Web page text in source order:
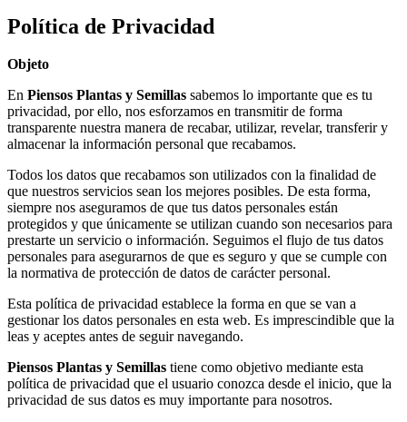
Política de Privacidad
Objeto
En Piensos Plantas y Semillas sabemos lo importante que es tu
privacidad, por ello, nos esforzamos en transmitir de forma
transparente nuestra manera de recabar, utilizar, revelar, transferir y
almacenar la información personal que recabamos.
Todos los datos que recabamos son utilizados con la finalidad de
que nuestros servicios sean los mejores posibles. De esta forma,
siempre nos aseguramos de que tus datos personales están
protegidos y que únicamente se utilizan cuando son necesarios para
prestarte un servicio o información. Seguimos el flujo de tus datos
personales para asegurarnos de que es seguro y que se cumple con
la normativa de protección de datos de carácter personal.
Esta política de privacidad establece la forma en que se van a
gestionar los datos personales en esta web. Es imprescindible que la
leas y aceptes antes de seguir navegando.
Piensos Plantas y Semillas tiene como objetivo mediante esta
política de privacidad que el usuario conozca desde el inicio, que la
privacidad de sus datos es muy importante para nosotros.